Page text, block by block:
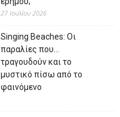
27 Ιουλίου 2026
Singing Beaches: Οι
παραλίες που…
τραγουδούν και το
μυστικό πίσω από το
φαινόμενο